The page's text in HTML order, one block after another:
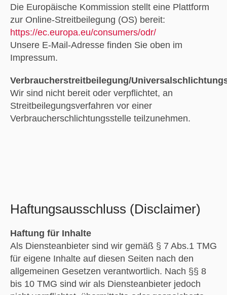
Die Europäische Kommission stellt eine Plattform
zur Online-Streitbeilegung (OS) bereit:
https://ec.europa.eu/consumers/odr/
Unsere E-Mail-Adresse finden Sie oben im
Impressum.
Verbraucherstreitbeilegung/
Wir sind nicht bereit oder verpflichtet, an
Streitbeilegungsverfahren vor einer
Verbraucherschlichtungsstelle teilzunehmen.
Haftungsausschluss (Disclaimer)
Haftung für Inhalte
Als Diensteanbieter sind wir gemäß § 7 Abs.1 TMG
für eigene Inhalte auf diesen Seiten nach den
allgemeinen Gesetzen verantwortlich. Nach §§ 8
bis 10 TMG sind wir als Diensteanbieter jedoch